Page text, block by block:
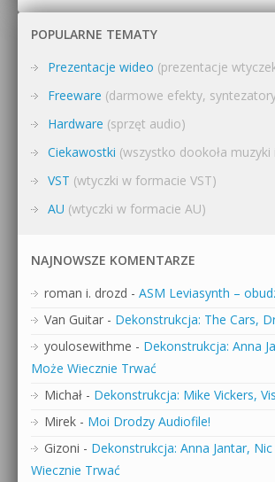
POPULARNE TEMATY
Prezentacje wideo (prezentacje
Freeware (darmowe efekty,
Hardware (sprzęt audio)
Ciekawostki (wszystko dookoła muzyki
VST (wtyczki w formacie VST)
AU (wtyczki w formacie AU)
NAJNOWSZE KOMENTARZE
roman i. drozd - ASM Leviasynth –
Van Guitar - Dekonstrukcja: The Cars,
youlosewithme - Dekonstrukcja: Anna
Może Wiecznie Trwać
Michał - Dekonstrukcja: Mike Vickers,
Mirek - Moi Drodzy Audiofile!
Gizoni - Dekonstrukcja: Anna Jantar,
Wiecznie Trwać